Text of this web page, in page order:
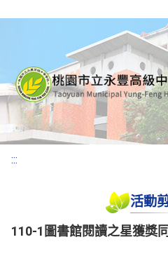
:::
活動
110-1圖書館閱讀之星獲獎